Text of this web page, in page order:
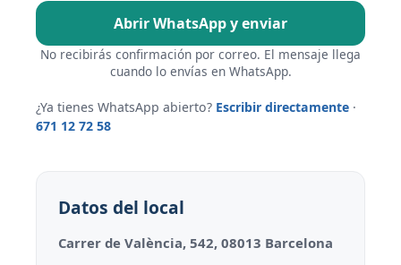
Abrir WhatsApp y enviar
No recibirás confirmación por correo. El mensaje llega
cuando lo envías en WhatsApp.
¿Ya tienes WhatsApp abierto? Escribir directamente ·
671 12 72 58
Datos del local
Carrer de València, 542, 08013 Barcelona